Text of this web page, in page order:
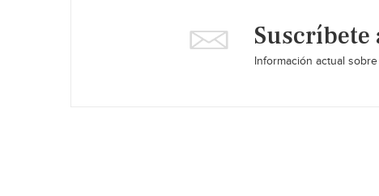
Suscríbete
Información actual